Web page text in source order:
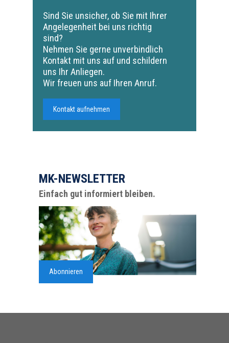
Sind Sie unsicher, ob Sie mit Ihrer
Angelegenheit bei uns richtig
sind?
Nehmen Sie gerne unverbindlich
Kontakt mit uns auf und schildern
uns Ihr Anliegen.
Wir freuen uns auf Ihren Anruf.
Kontakt aufnehmen
MK-NEWSLETTER
Einfach gut informiert bleiben.
Abonnieren